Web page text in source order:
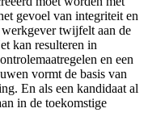
gevoel van integriteit en
twijfelt aan de
kan resulteren in
en een
vormt de basis van
En als een kandidaat al
in de toekomstige